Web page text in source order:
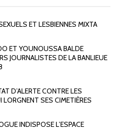
ET LESBIENNES MIXTA
ET YOUNOUSSA BALDE
JOURNALISTES DE LA BANLIEUE
D’ALERTE CONTRE LES
SES CIMETIÈRES
INDISPOSE L’ESPACE